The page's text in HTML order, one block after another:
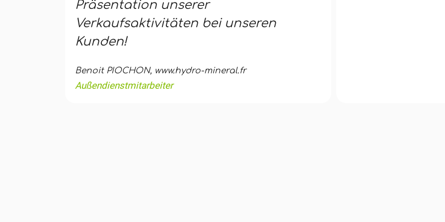
Präsentation unserer
Verkaufsaktivitäten bei unseren
Kunden!
Benoit PIOCHON, www.hydro-mineral.fr
Außendienstmitarbeiter